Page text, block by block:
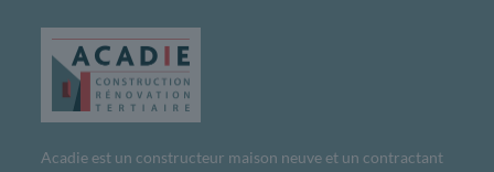
Acadie est un constructeur maison neuve et un contractant